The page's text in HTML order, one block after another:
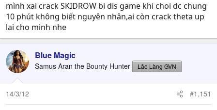
mình xai crack SKIDROW bi dis game khi choi dc chung
10 phút không biết nguyên nhân,ai còn crack theta up
lai cho minh nhe
Blue Magic
Samus Aran the Bounty Hunter Lão Làng GVN
14/3/12 #1,151